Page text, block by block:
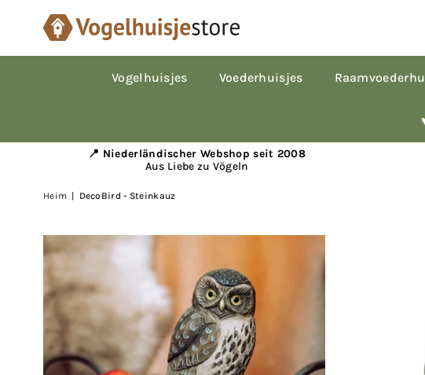
Vogelhuisjes Voederhuisjes
📍 Niederländischer Webshop seit 2008
Aus Liebe zu Vögeln
Heim DecoBird - Steinkauz